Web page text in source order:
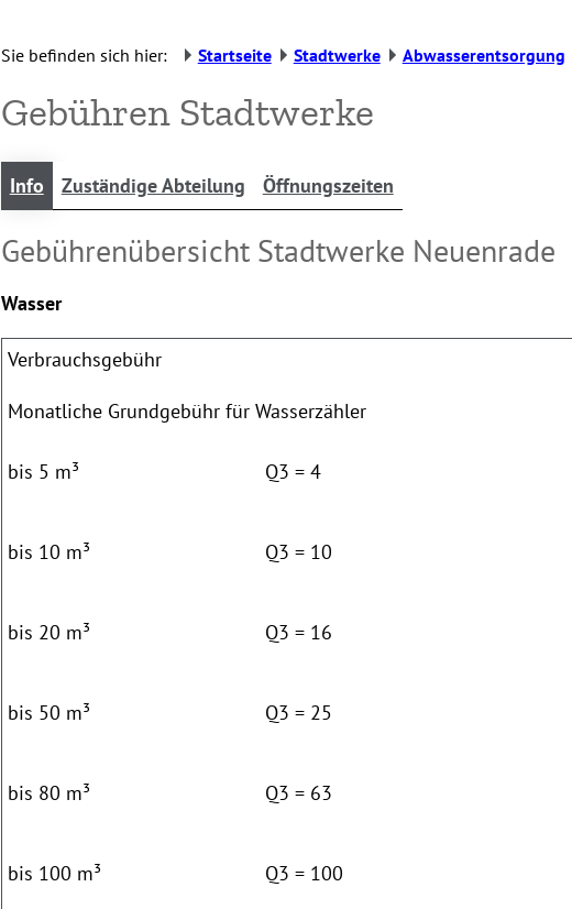
Sie befinden sich hier: Startseite Stadtwerke Abwasserentsorgung
Gebühren Stadtwerke
Info Zuständige Abteilung Öffnungszeiten
Gebührenübersicht Stadtwerke Neuenrade
Wasser
Verbrauchsgebühr
Monatliche Grundgebühr für Wasserzähler
bis 5 m³ Q3 = 4
bis 10 m³ Q3 = 10
bis 20 m³ Q3 = 16
bis 50 m³ Q3 = 25
bis 80 m³ Q3 = 63
bis 100 m³ Q3 = 100